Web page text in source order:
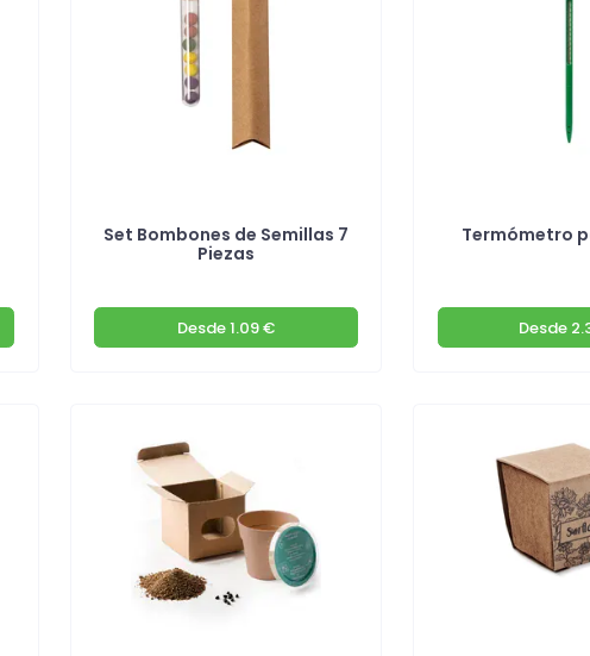
Set Bombones de Semillas 7
Piezas
Desde1.09 €
Termómetro
Desde